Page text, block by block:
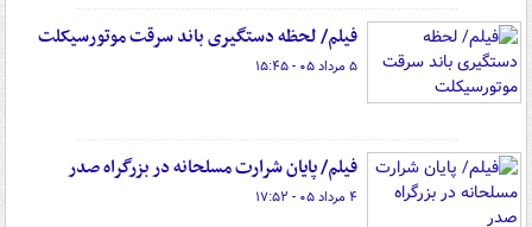
فیلم/ لحظه دستگیری باند سرقت موتورسیکلت
۵ مرداد ۰۵ - ۱۵:۴۵
فیلم/ پایان شرارت مسلحانه در بزرگراه صدر
۴ مرداد ۰۵ - ۱۷:۵۲